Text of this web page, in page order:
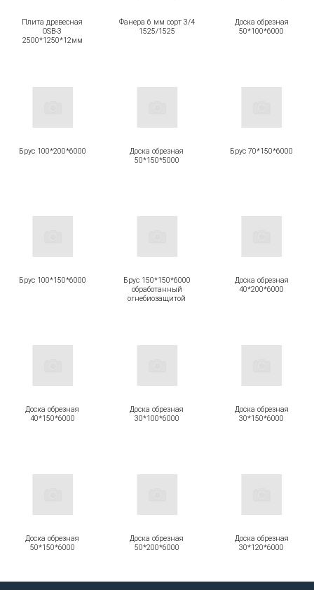
Плита древесная
OSB-3
2500*1250*12мм
Фанера 6 мм сорт 3/4
1525/1525
Доска обрезная
50*100*6000
Брус 100*200*6000
Доска обрезная
50*150*5000
Брус 70*150*6000
Брус 100*150*6000
Брус 150*150*6000
обработанный
огнебиозащитой
Доска обрезная
40*200*6000
Доска обрезная
40*150*6000
Доска обрезная
30*100*6000
Доска обрезная
30*150*6000
Доска обрезная
50*150*6000
Доска обрезная
50*200*6000
Доска обрезная
30*120*6000